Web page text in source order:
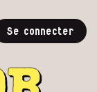
Se connecter